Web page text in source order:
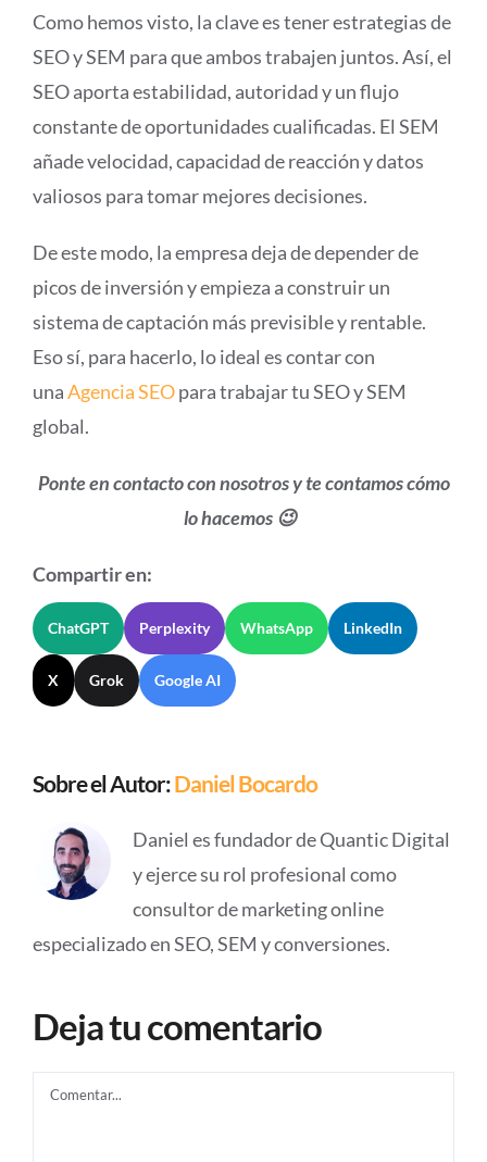
Como hemos visto, la clave es tener estrategias de
SEO y SEM para que ambos trabajen juntos. Así, el
SEO aporta estabilidad, autoridad y un flujo
constante de oportunidades cualificadas. El SEM
añade velocidad, capacidad de reacción y datos
valiosos para tomar mejores decisiones.
De este modo, la empresa deja de depender de
picos de inversión y empieza a construir un
sistema de captación más previsible y rentable.
Eso sí, para hacerlo, lo ideal es contar con
unaAgencia SEOpara trabajar tu SEO y SEM
global.
Ponte en contacto con nosotros y te contamos cómo
lo hacemos 😉
Compartir en:
ChatGPT Perplexity WhatsApp LinkedIn
X Grok Google AI
Sobre el Autor:Daniel Bocardo
Daniel es fundador de Quantic Digital
y ejerce su rol profesional como
consultor de marketing online
especializado en SEO, SEM y conversiones.
Deja tu comentario
Comentar